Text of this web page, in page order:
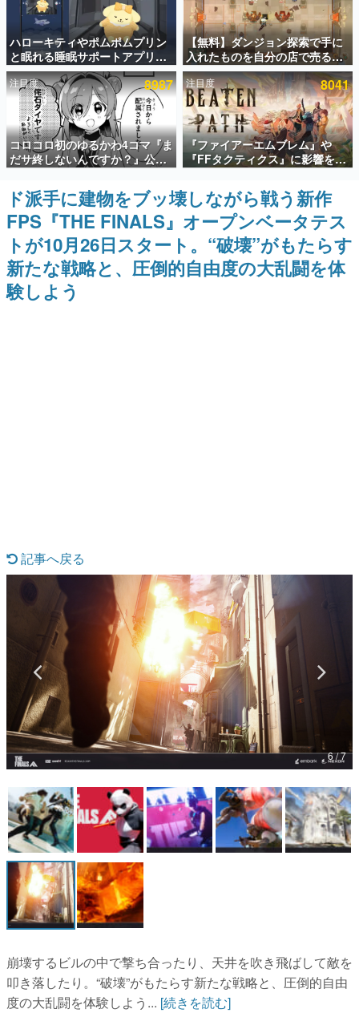
ゲームの企画書
名作ゲームクリエイターの方々に製作時のエピソードをお
聞きし、ヒットする企画（ゲーム）とは何か？を探ってい
きます。
赫本
この物語を解いてはいけない。『赫本』は、〈試験問題〉
の形をした短編ホラー小説集です。
新世代に訊く
これからのデジタルゲーム市場を担う若きクリエイター達
の姿を追い、彼らのルーツと情熱を探っていきます。
ゲーム世代の作家たち
ゲームに多大な影響を受けた作家さんに取材し、ゲームが
日本のコンテンツ産業やカルチャーに与えた影響を探る企
画です。
日本モバイルゲーム産業史
日本のモバイルゲーム史における主要なトピック・タイト
特集記事
マンガ
女性向け
アプリレビュー
その他
電ファミニコゲーマーとは？
運営：株式会社マレ
ハローキティやポムポムプリン
と眠れる睡眠サポートアプリ
『ゆめたび』が配信中。キャラ
ごとのASMRや目覚ましアラー
ムも搭載
【無料】ダンジョン探索で手に
入れたものを自分の店で売るゲ
ーム『Moonlighter』がSteam
にて無料配布中！続編
『Moonlighter 2』の9月2日正
式リリースを記念したキャンペ
ーン
注目度 8987
コロコロ初のゆるかわ4コマ『ま
だサ終しないんですか？』公開
スタート。主人公は新入社員の
侘石ダイヤ、ゲーム会社を舞台
にトラブルへ対応する社員たち
を描く
注目度 8041
『ファイアーエムブレム』や
『FFタクティクス』に影響を受
けた新作戦略RPG『Beaten
Path』2027年に発売へ。
PC（Steam）、PS5、Xbox、
Switch向けにリリース予定
ド派手に建物をブッ壊しながら戦う新作
FPS『THE FINALS』オープンベータテス
トが10月26日スタート。“破壊”がもたらす
新たな戦略と、圧倒的自由度の大乱闘を体
験しよう
記事へ戻る
6 / 7
崩壊するビルの中で撃ち合ったり、天井を吹き飛ばして敵を
叩き落したり。“破壊”がもたらす新たな戦略と、圧倒的自由
度の大乱闘を体験しよう... [続きを読む]